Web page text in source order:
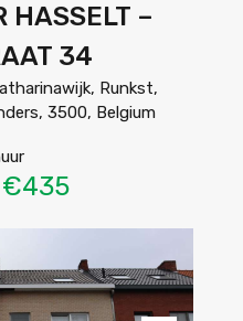
HASSELT –
34
Runkst,
3500, Belgium